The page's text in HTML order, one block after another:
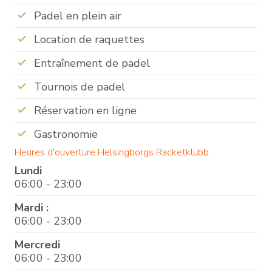
Padel en plein air
Location de raquettes
Entraînement de padel
Tournois de padel
Réservation en ligne
Gastronomie
Heures d'ouverture Helsingborgs Racketklubb
Lundi
06:00 - 23:00
Mardi :
06:00 - 23:00
Mercredi
06:00 - 23:00